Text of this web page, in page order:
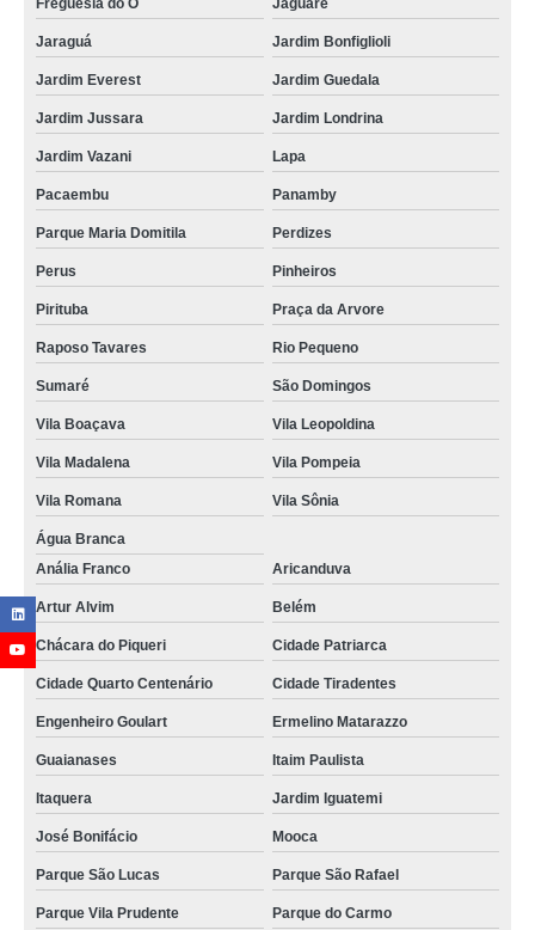
Freguesia do Ó Jaguaré
Jaraguá Jardim Bonfiglioli
Jardim Everest Jardim Guedala
Jardim Jussara Jardim Londrina
Jardim Vazani Lapa
Pacaembu Panamby
Parque Maria Domitila Perdizes
Perus Pinheiros
Pirituba Praça da Arvore
Raposo Tavares Rio Pequeno
Sumaré São Domingos
Vila Boaçava Vila Leopoldina
Vila Madalena Vila Pompeia
Vila Romana Vila Sônia
Água Branca
Anália Franco
Aricanduva
Artur Alvim Belém
Chácara do Piqueri Cidade Patriarca
Cidade Quarto Centenário Cidade Tiradentes
Engenheiro Goulart Ermelino Matarazzo
Guaianases Itaim Paulista
Itaquera Jardim Iguatemi
José Bonifácio Mooca
Parque São Lucas Parque São Rafael
Parque Vila Prudente Parque do Carmo